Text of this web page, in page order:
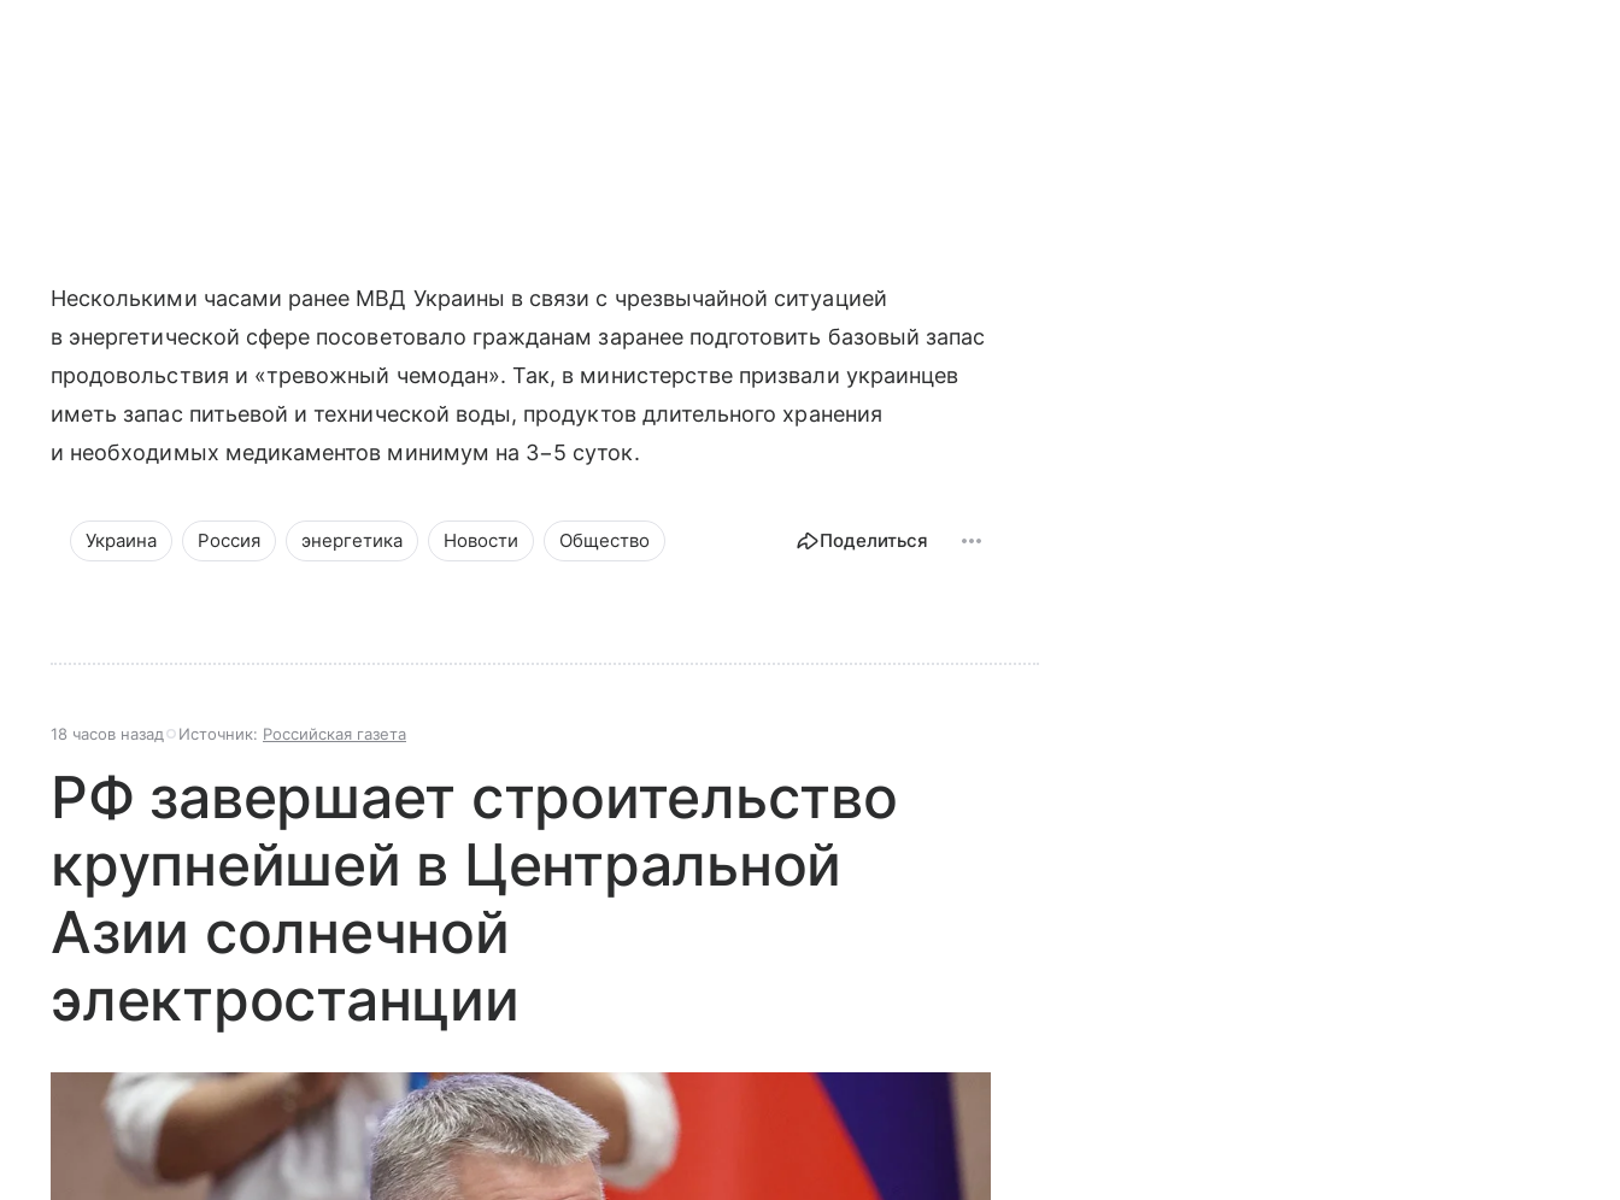
Несколькими часами ранее МВД Украины в связи с чрезвычайной ситуацией
в энергетической сфере посоветовало гражданам заранее подготовить базовый запас
продовольствия и «тревожный чемодан». Так, в министерстве призвали украинцев
иметь запас питьевой и технической воды, продуктов длительного хранения
и необходимых медикаментов минимум на 3−5 суток.
Украина Россия энергетика Новости Общество Поделиться
18 часов назад Источник: Российская газета
РФ завершает строительство
крупнейшей в Центральной
Азии солнечной
электростанции